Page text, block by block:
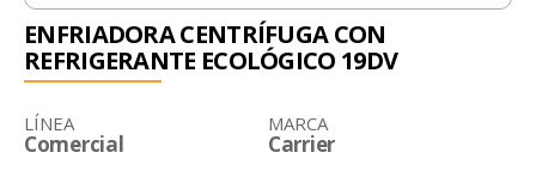
ENFRIADORA CENTRÍFUGA CON
REFRIGERANTE ECOLÓGICO 19DV
LÍNEA
Comercial
MARCA
Carrier